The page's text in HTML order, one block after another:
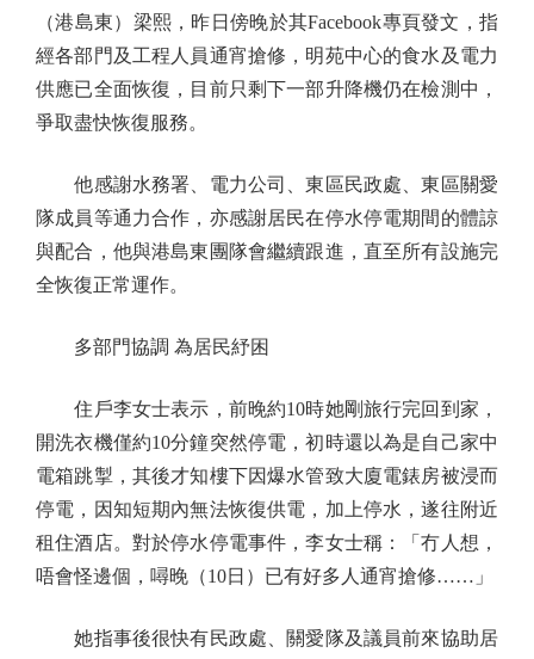
（港島東）梁熙，昨日傍晚於其Facebook專頁發文，指
經各部門及工程人員通宵搶修，明苑中心的食水及電力
供應已全面恢復，目前只剩下一部升降機仍在檢測中，
爭取盡快恢復服務。
他感謝水務署、電力公司、東區民政處、東區關愛
隊成員等通力合作，亦感謝居民在停水停電期間的體諒
與配合，他與港島東團隊會繼續跟進，直至所有設施完
全恢復正常運作。
多部門協調 為居民紓困
住戶李女士表示，前晚約10時她剛旅行完回到家，
開洗衣機僅約10分鐘突然停電，初時還以為是自己家中
電箱跳掣，其後才知樓下因爆水管致大廈電錶房被浸而
停電，因知短期內無法恢復供電，加上停水，遂往附近
租住酒店。對於停水停電事件，李女士稱：「冇人想，
唔會怪邊個，噚晚（10日）已有好多人通宵搶修……」
她指事後很快有民政處、關愛隊及議員前來協助居